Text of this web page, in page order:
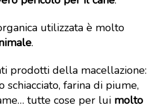
utilizzata è molto
.
prodotti della macellazione:
schiacciato, farina di piume,
tutte cose per lui molto